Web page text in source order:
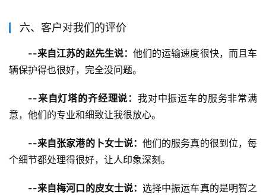
六、客户对我们的评价
--来自江苏的赵先生说： 他们的运输速度很快，而且车
辆保护得也很好，完全没问题。
--来自灯塔的齐经理说： 我对中振运车的服务非常满
意，他们的专业和细致让我很放心。
--来自张家港的卜女士说：他们的服务真的很到位，每
个细节都处理得很好，让人印象深刻。
--来自梅河口的皮女士说：选择中振运车真的是明智之